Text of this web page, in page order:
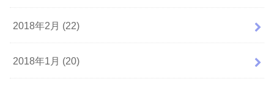
2018年2月 (22)
2018年1月 (20)